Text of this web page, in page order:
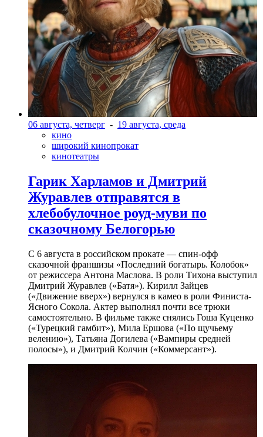
06 августа, четверг - 19 августа, среда
кино
широкий кинопрокат
кинотеатры
Гарик Харламов и Дмитрий
Журавлев отправятся в
хлебобулочное роуд-муви по
сказочному Белогорью
С 6 августа в российском прокате — спин-офф
сказочной франшизы «Последний богатырь. Колобок»
от режиссера Антона Маслова. В роли Тихона выступил
Дмитрий Журавлев («Батя»). Кирилл Зайцев
(«Движение вверх») вернулся в камео в роли Финиста-
Ясного Сокола. Актер выполнял почти все трюки
самостоятельно. В фильме также снялись Гоша Куценко
(«Турецкий гамбит»), Мила Ершова («По щучьему
велению»), Татьяна Догилева («Вампиры средней
полосы»), и Дмитрий Колчин («Коммерсант»).